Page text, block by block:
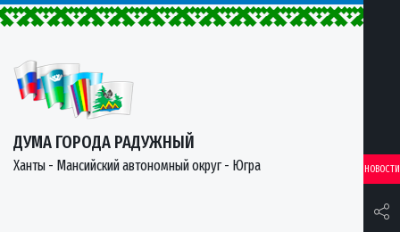
ДУМА ГОРОДА РАДУЖНЫЙ
Ханты - Мансийский автономный округ - Югра НОВОСТИ